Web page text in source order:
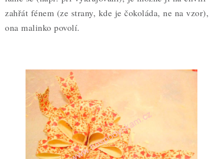
zahřát fénem (ze strany, kde je čokoláda, ne na vzor),
ona malinko povolí.